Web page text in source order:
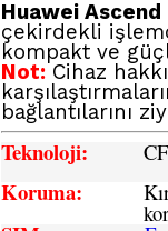
Huawei Ascend
çekirdekli
kompakt ve
Not: Cihaz
bağlantılarını
Teknoloji:
Koruma: